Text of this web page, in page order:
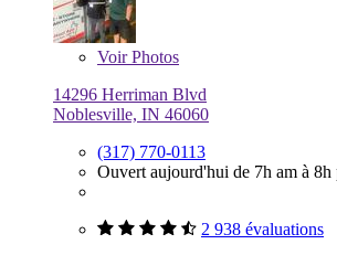
VoirPhotos
14296 Herriman Blvd
Noblesville, IN 46060
(317) 770-0113
Ouvert aujourd'hui de 7h am à 8h
2 938 évaluations